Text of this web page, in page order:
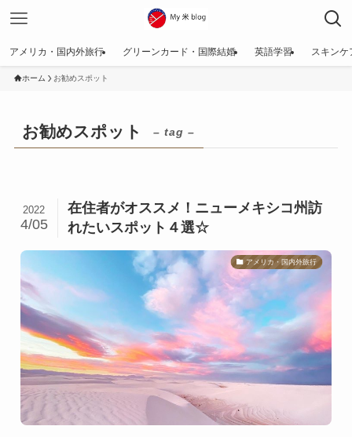
アメリカ・国内外旅行 グリーンカード・国際結婚 英語学習 スキンケ
ホーム お勧めスポット
お勧めスポット – tag –
在住者がオススメ！ニューメキシコ州訪
れたいスポット４選☆
2022
4/05
アメリカ・国内外旅行